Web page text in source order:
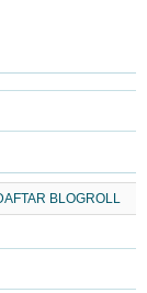
BLOGROLL